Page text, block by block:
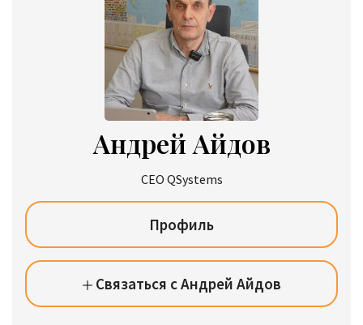
Андрей Айдов
CEO QSystems
Профиль
Связаться с Андрей Айдов